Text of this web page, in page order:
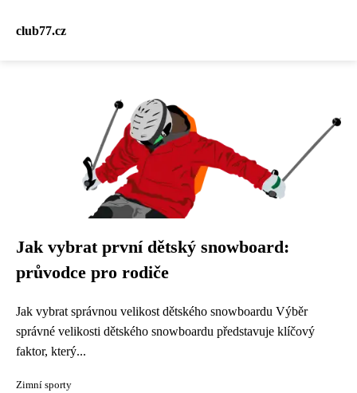
club77.cz
Jak vybrat první dětský snowboard:
průvodce pro rodiče
Jak vybrat správnou velikost dětského snowboardu Výběr
správné velikosti dětského snowboardu představuje klíčový
faktor, který...
Zimní sporty